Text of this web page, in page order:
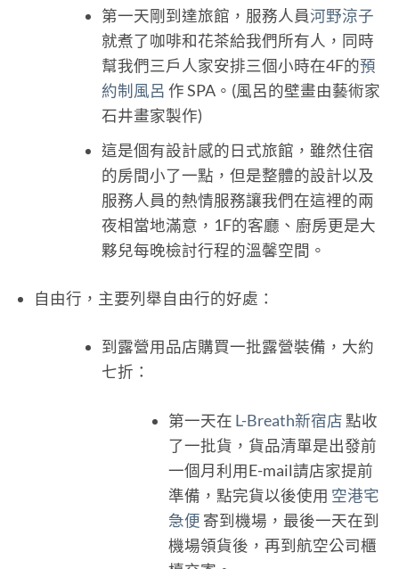
第一天剛到達旅館，服務人員河野涼子
就煮了咖啡和花茶給我們所有人，同時
幫我們三戶人家安排三個小時在4F的預
約制風呂 作 SPA。(風呂的壁畫由藝術家
石井畫家製作)
這是個有設計感的日式旅館，雖然住宿
的房間小了一點，但是整體的設計以及
服務人員的熱情服務讓我們在這裡的兩
夜相當地滿意，1F的客廳、廚房更是大
夥兒每晚檢討行程的溫馨空間。
自由行，主要列舉自由行的好處：
到露營用品店購買一批露營裝備，大約
七折：
第一天在 L-Breath新宿店 點收
了一批貨，貨品清單是出發前
一個月利用E-mail請店家提前
準備，點完貨以後使用 空港宅
急便 寄到機場，最後一天在到
機場領貨後，再到航空公司櫃